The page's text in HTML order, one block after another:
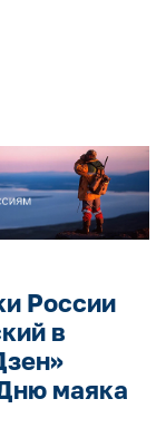
России
в
маяка